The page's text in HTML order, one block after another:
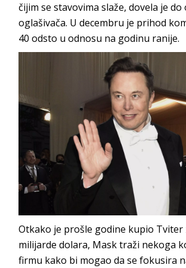
čijim se stavovima slaže, dovela je do
oglašivača. U decembru je prihod
40 odsto u odnosu na godinu ranije.
Otkako je prošle godine kupio Tviter
milijarde dolara, Mask traži nekoga
firmu kako bi mogao da se fokusira